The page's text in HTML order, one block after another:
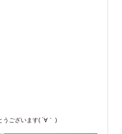
うございます( ´∀｀ )